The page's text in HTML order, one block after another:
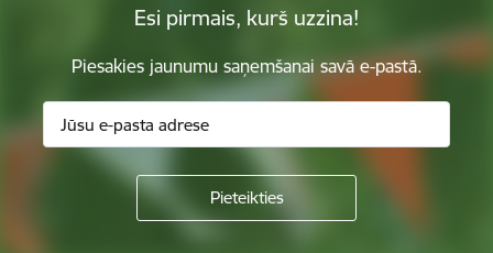
Esi pirmais, kurš uzzina!
Piesakies jaunumu saņemšanai savā e-pastā.